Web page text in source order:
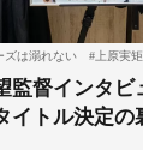
ズは溺れない #上原実矩
監督インタ
イトル決定